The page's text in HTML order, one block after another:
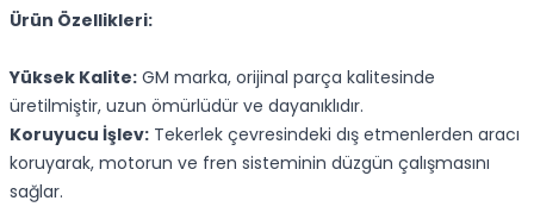
Ürün Özellikleri:
Yüksek Kalite: GM marka, orijinal parça kalitesinde
üretilmiştir, uzun ömürlüdür ve dayanıklıdır.
Koruyucu İşlev: Tekerlek çevresindeki dış etmenlerden aracı
koruyarak, motorun ve fren sisteminin düzgün çalışmasını
sağlar.